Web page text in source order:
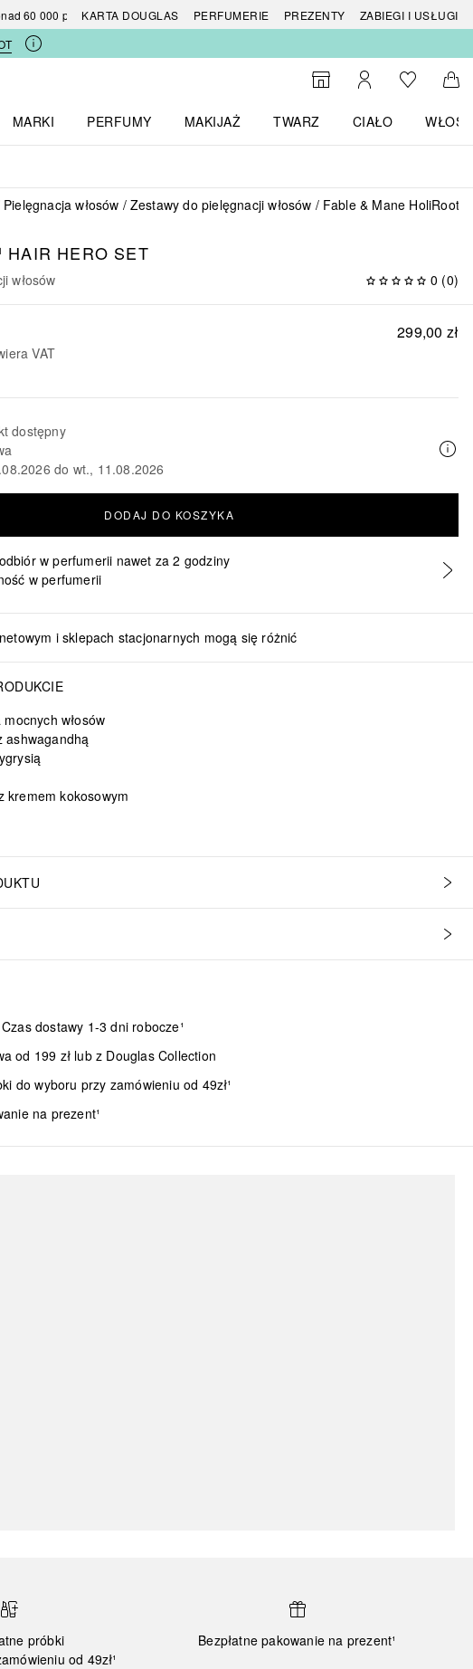
60 000 produktówKARTA DOUGLAS PERFUMERIE PREZENTY
ZABIEGI I USŁUGI
Douglas
Do wyszukiwarki
Moje kontoDo listyDo
MARKI
PERFUMY
MAKIJAŻ
TWARZ
CIAŁO
WŁOSY
Pielęgnacja włosów Zestawy do pielęgnacji włosów Fable & Mane
HAIR HERO SET
włosów 0 (0)
299,00 zł
VAT
dostępny
do wt., 11.08.2026
DODAJ DO KOSZYKA
w perfumerii nawet za 2 godziny
w perfumerii
i sklepach stacjonarnych mogą się różnić
włosów
ashwagandhą
kremem kokosowym
dostawy 1-3 dni robocze¹
od 199 zł lub z Douglas Collection
do wyboru przy zamówieniu od 49zł¹
na prezent¹
próbki
od 49zł¹
Bezpłatne pakowanie na prezent¹